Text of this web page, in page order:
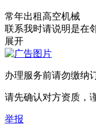
常年出租高空机械
联系我时请说明是
展开
办理服务前请勿缴纳
请先确认对方资质，
举报